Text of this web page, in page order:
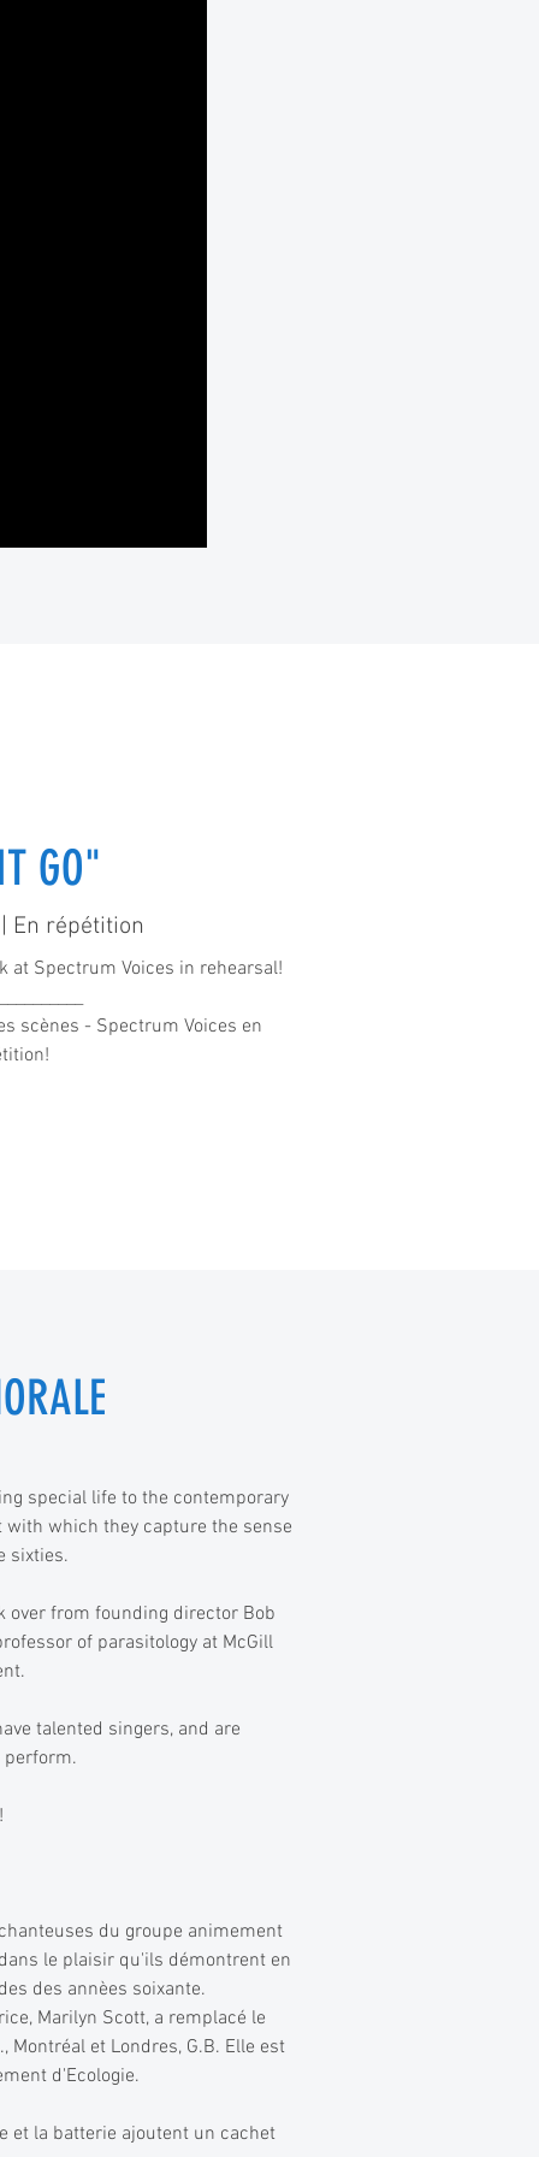
GO"
En répétition
at Spectrum Voices in rehearsal!
scènes - Spectrum Voices en
special life to the contemporary
which they capture the sense
sixties.
over from founding director Bob
of parasitology at McGill
talented singers, and are
perform.
du groupe animement
le plaisir qu'ils démontrent en
des annèes soixante.
Marilyn Scott, a remplacé le
et Londres, G.B. Elle est
d'Ecologie.
et la batterie ajoutent un cachet